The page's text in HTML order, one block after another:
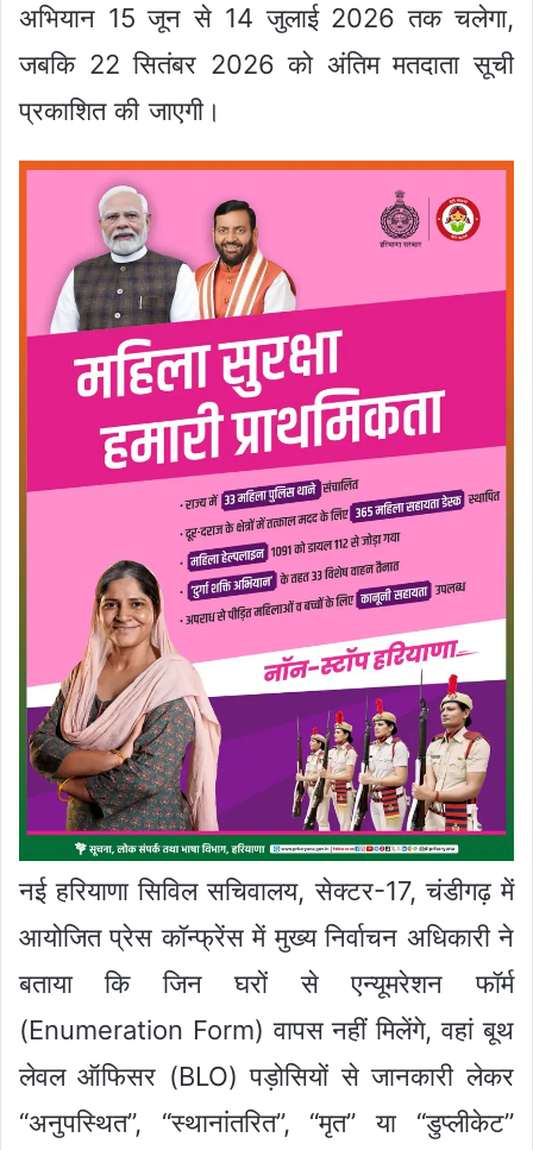
अभियान 15 जून से 14 जुलाई 2026 तक चलेगा,
जबकि 22 सितंबर 2026 को अंतिम मतदाता सूची
प्रकाशित की जाएगी।
नई हरियाणा सिविल सचिवालय, सेक्टर-17, चंडीगढ़ में
आयोजित प्रेस कॉन्फ्रेंस में मुख्य निर्वाचन अधिकारी ने
बताया कि जिन घरों से एन्यूमरेशन फॉर्म
(Enumeration Form) वापस नहीं मिलेंगे, वहां बूथ
लेवल ऑफिसर (BLO) पड़ोसियों से जानकारी लेकर
“अनुपस्थित”, “स्थानांतरित”, “मृत” या “डुप्लीकेट”